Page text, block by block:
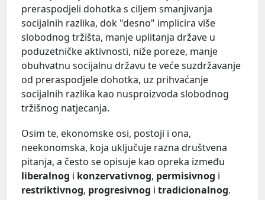
preraspodjeli dohotka s ciljem smanjivanja
socijalnih razlika, dok "desno" implicira više
slobodnog tržišta, manje uplitanja države u
poduzetničke aktivnosti, niže poreze, manje
obuhvatnu socijalnu državu te veće suzdržavanje
od preraspodjele dohotka, uz prihvaćanje
socijalnih razlika kao nusproizvoda slobodnog
tržišnog natjecanja.
Osim te, ekonomske osi, postoji i ona,
neekonomska, koja uključuje razna društvena
pitanja, a često se opisuje kao opreka između
liberalnog i konzervativnog, permisivnog i
restriktivnog, progresivnog i tradicionalnog.